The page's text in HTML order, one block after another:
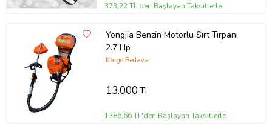
373,22 TL'den Başlayan Taksitlerle
Yongjia Benzin Motorlu Sırt Tırpanı
2.7 Hp
Kargo Bedava
13.000TL
1386,66 TL'den Başlayan Taksitlerle